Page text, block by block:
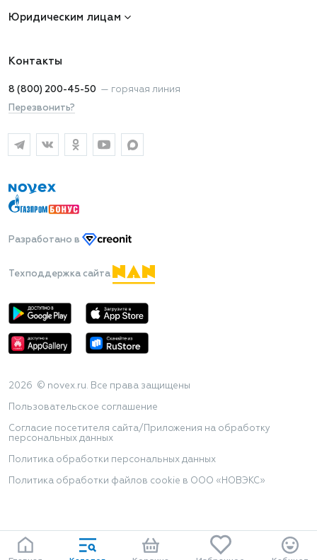
Юридическим лицам
Контакты
8 (800) 200-45-50 — горячая линия
Перезвонить?
Разработано в
Техподдержка сайта
2026 © novex.ru. Все права защищены
Пользовательское соглашение
Согласие посетителя сайта/Приложения на обработку
персональных данных
Политика обработки персональных данных
Политика обработки файлов cookie в ООО «НОВЭКС»